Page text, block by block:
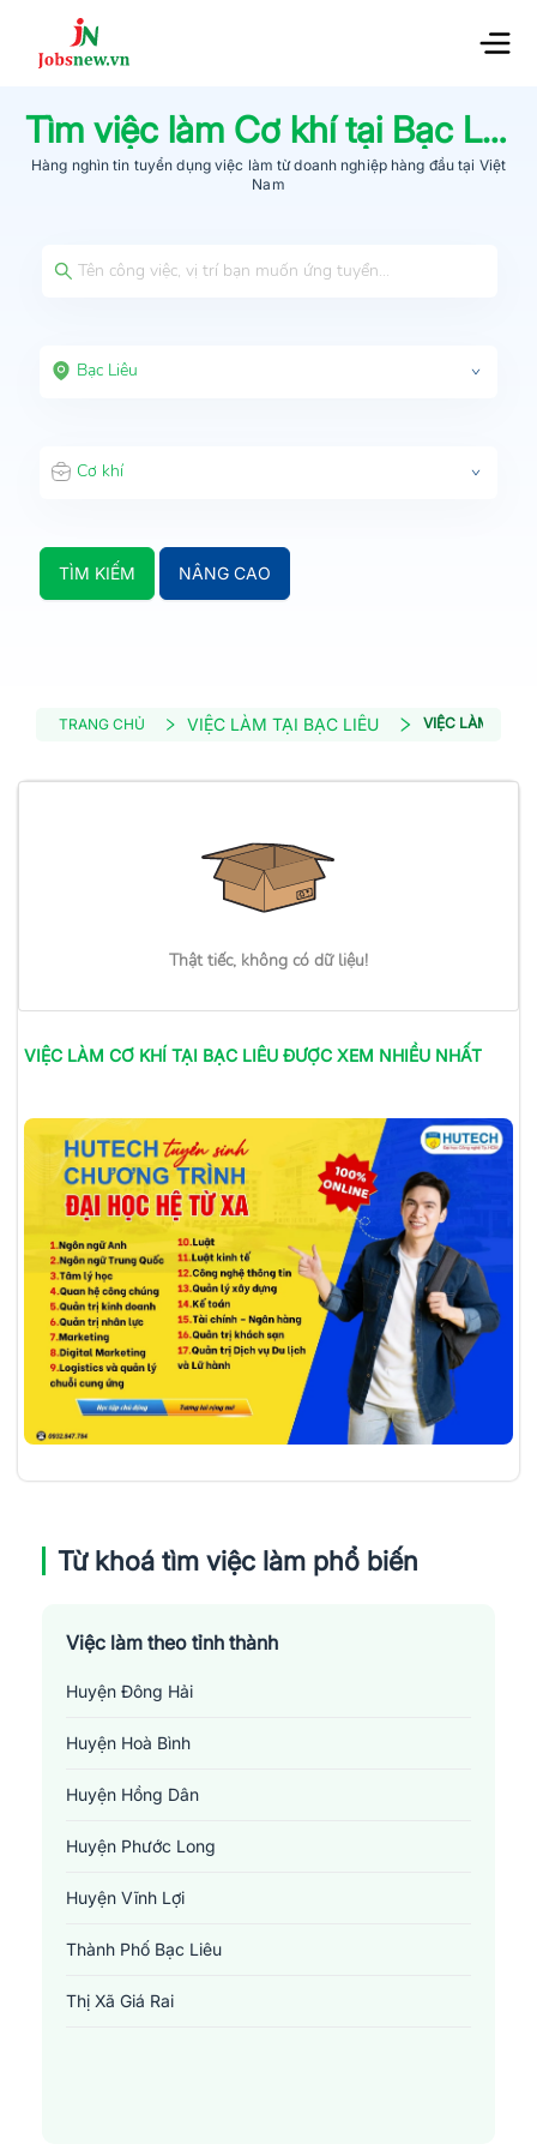
Tìm việc làm Cơ khítại Bạc Liêu
Hàng nghìn tin tuyển dụng việc làm từdoanh nghiệp hàng đầu tại Việt
Nam
Bạc Liêu
Cơ khí
TÌM KIẾM NÂNG CAO
TRANG CHỦ VIỆC LÀM TẠI BẠC LIÊU VIỆC LÀM CƠ
Thật tiếc, không có dữ liệu!
VIỆC LÀM CƠ KHÍ TẠI BẠC LIÊU ĐƯỢC XEM NHIỀU NHẤT
Từ khoá tìm việc làm phổ biến
Việc làm theo tỉnh thành
Huyện Đông Hải
Huyện Hoà Bình
Huyện Hồng Dân
Huyện Phước Long
Huyện Vĩnh Lợi
Thành Phố Bạc Liêu
Thị Xã Giá Rai